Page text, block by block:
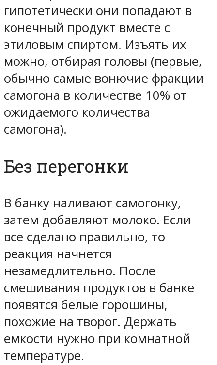
гипотетически они попадают в
конечный продукт вместе с
этиловым спиртом. Изъять их
можно, отбирая головы (первые,
обычно самые вонючие фракции
самогона в количестве 10% от
ожидаемого количества
самогона).
Без перегонки
В банку наливают самогонку,
затем добавляют молоко. Если
все сделано правильно, то
реакция начнется
незамедлительно. После
смешивания продуктов в банке
появятся белые горошины,
похожие на творог. Держать
емкости нужно при комнатной
температуре.